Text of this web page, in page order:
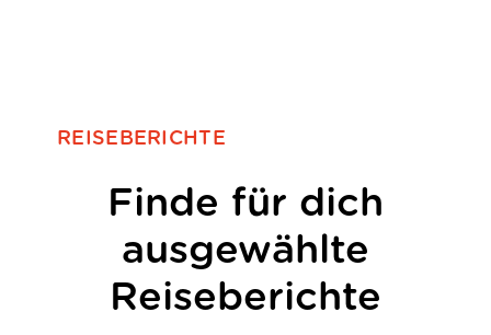
REISEBERICHTE
Finde für dich
ausgewählte
Reiseberichte